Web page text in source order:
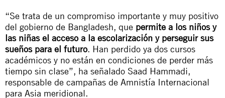
“Se trata de un compromiso importante y muy positivo
del gobierno de Bangladesh, que permite a los niños y
las niñas el acceso a la escolarización y perseguir sus
sueños para el futuro. Han perdido ya dos cursos
académicos y no están en condiciones de perder más
tiempo sin clase”, ha señalado Saad Hammadi,
responsable de campañas de Amnistía Internacional
para Asia meridional.